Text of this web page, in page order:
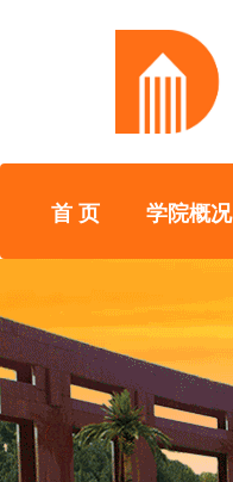
首 页 学院概况